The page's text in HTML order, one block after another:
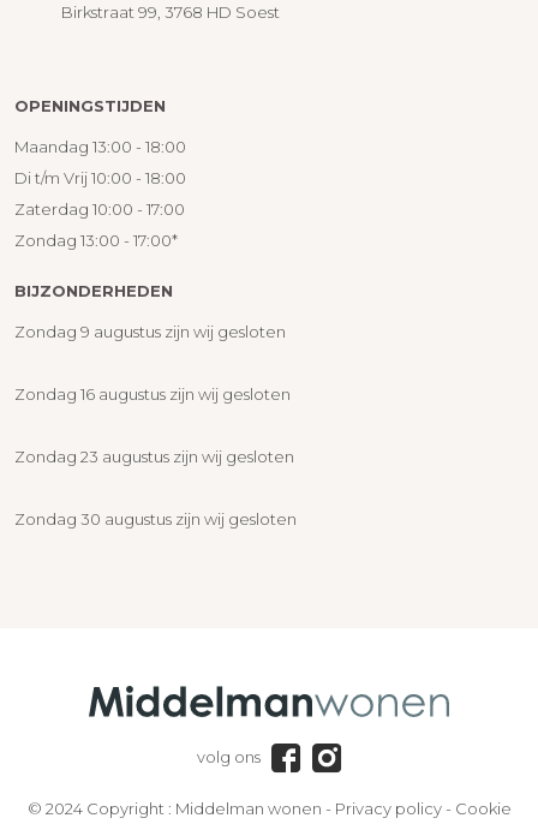
Birkstraat 99, 3768 HD Soest
OPENINGSTIJDEN
Maandag 13:00 - 18:00
Di t/m Vrij 10:00 - 18:00
Zaterdag 10:00 - 17:00
Zondag 13:00 - 17:00*
BIJZONDERHEDEN
Zondag 9 augustus zijn wij gesloten
Zondag 16 augustus zijn wij gesloten
Zondag 23 augustus zijn wij gesloten
Zondag 30 augustus zijn wij gesloten
volg ons
© 2024 Copyright : Middelman wonen - Privacy policy- Cookie